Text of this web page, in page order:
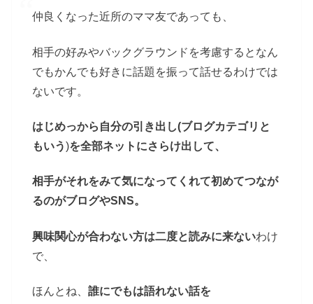
仲良くなった近所のママ友であっても、
相手の好みやバックグラウンドを考慮するとなん
でもかんでも好きに話題を振って話せるわけでは
ないです。
はじめっから自分の引き出し(ブログカテゴリと
もいう)を全部ネットにさらけ出して、
相手がそれをみて気になってくれて初めてつなが
るのがブログやSNS。
興味関心が合わない方は二度と読みに来ないわけ
で、
ほんとね、 誰にでもは語れない話を